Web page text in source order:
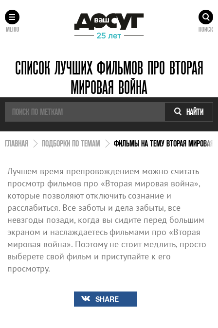
МЕНЮ ПОИСК
СПИСОК ЛУЧШИХ ФИЛЬМОВ ПРО ВТОРАЯ
МИРОВАЯ ВОЙНА
НАЙТИ
ГЛАВНАЯ ПОДБОРКИ ПО ТЕМАМ ФИЛЬМЫ НА ТЕМУ ВТОРАЯ МИРОВАЯ
Лучшем время препровождением можно считать
просмотр фильмов про «Вторая мировая война»,
которые позволяют отключить сознание и
расслабиться. Все заботы и дела забыты, все
невзгоды позади, когда вы сидите перед большим
экраном и наслаждаетесь фильмами про «Вторая
мировая война». Поэтому не стоит медлить, просто
выберете свой фильм и приступайте к его
просмотру.
SHARE